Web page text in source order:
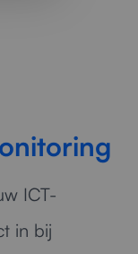
ICT-
in bij